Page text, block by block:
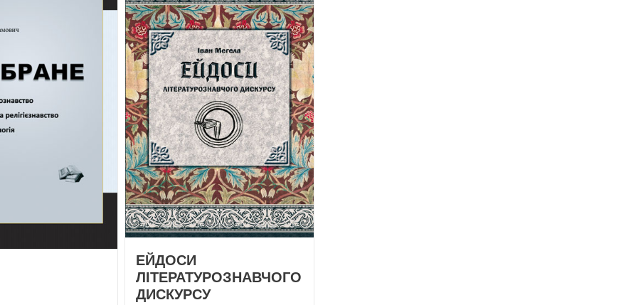
ЕЙДОСИ
ЛІТЕРАТУРОЗНАВЧОГО
ДИСКУРСУ